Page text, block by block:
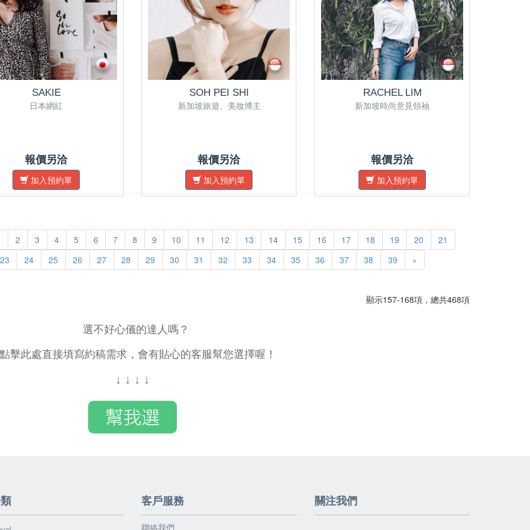
SAKIE
日本網紅
報價另洽
加入預約單
SOH PEI SHI
新加坡旅遊、美妝博主
報價另洽
加入預約單
RACHEL LIM
新加坡時尚意見領袖
報價另洽
加入預約單
2 3 4 5 6 7 8 9 10 11 12 13 14 15 16 17 18 19 20
21
23
24 25 26 27 28 29 30 31 32 33 34 35 36 37 38 39 »
顯示157-168項，總共468項
選不好心儀的達人嗎？
擊此處直接填寫約稿需求，會有貼心的客服幫您選擇喔！
↓ ↓ ↓ ↓
客戶服務
聯絡我們
關注我們